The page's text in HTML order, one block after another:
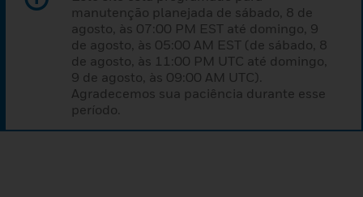
manutenção planejada de sábado, 8 de
agosto, às 07:00 PM EST até domingo, 9
de agosto, às 05:00 AM EST (de sábado, 8
de agosto, às 11:00 PM UTC até domingo,
9 de agosto, às 09:00 AM UTC).
Agradecemos sua paciência durante esse
período.